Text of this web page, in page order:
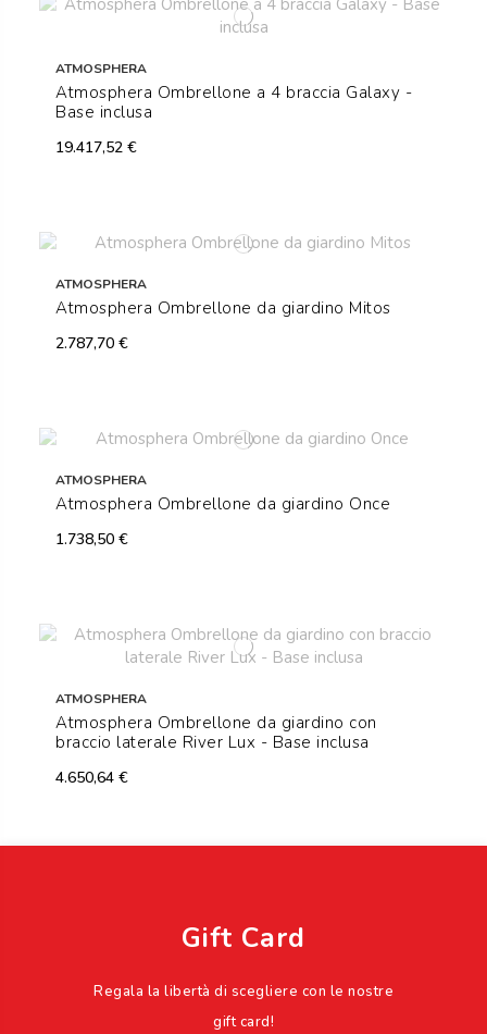
ATMOSPHERA
Atmosphera Ombrellone a 4 braccia Galaxy -
Base inclusa
19.417,52 €
ATMOSPHERA
Atmosphera Ombrellone da giardino Mitos
2.787,70 €
ATMOSPHERA
Atmosphera Ombrellone da giardino Once
1.738,50 €
ATMOSPHERA
Atmosphera Ombrellone da giardino con
braccio laterale River Lux - Base inclusa
4.650,64 €
Gift Card
Regala la libertà di scegliere con le nostre
gift card!